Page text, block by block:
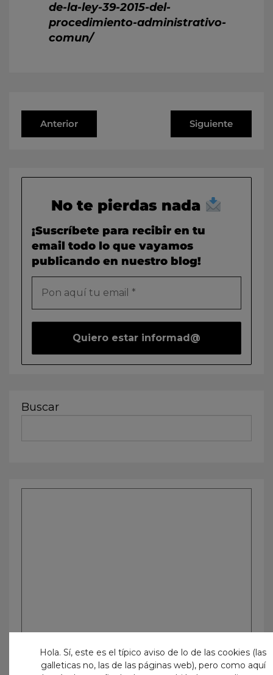
de-la-ley-39-2015-del-
procedimiento-administrativo-
comun/
Anterior Siguiente
No te pierdas nada
¡Suscríbete para recibir en tu
email todo lo que vayamos
publicando en nuestro blog!
Buscar
Hola. Sí, este es el típico aviso de lo de las cookies (las
galleticas no, las de las páginas web), pero como aquí